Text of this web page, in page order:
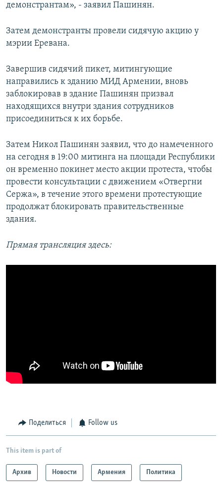
демонстрантам», - заявил Пашинян.
Затем демонстранты провели сидячую акцию у
мэрии Еревана.
Завершив сидячий пикет, митингующие
направились к зданию МИД Армении, вновь
заблокировав в здание Пашинян призвал
находящихся внутри здания сотрудников
присоединиться к их борьбе.
Затем Никол Пашинян заявил, что до намеченного
на сегодня в 19:00 митинга на площади Республики
он временно покинет место акции протеста, чтобы
провести консультации с движением «Отвергни
Сержа», в течение этого времени протестующие
продолжат блокировать правительственные
здания.
Прямая трансляция здесь:
Поделиться Follow us
This item is part of
Архив Новости Армения Политика